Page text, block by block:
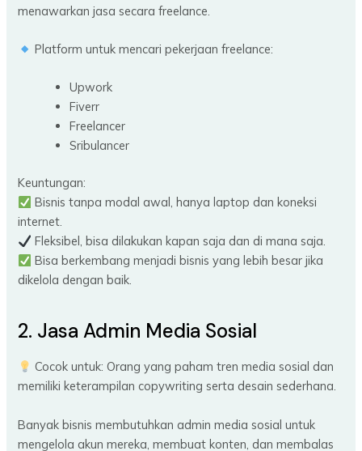
menawarkan jasa secara freelance.
Platform untuk mencari pekerjaan freelance:
Upwork
Fiverr
Freelancer
Sribulancer
Keuntungan:
Bisnis tanpa modal awal, hanya laptop dan koneksi
internet.
Fleksibel, bisa dilakukan kapan saja dan di mana saja.
Bisa berkembang menjadi bisnis yang lebih besar jika
dikelola dengan baik.
2. Jasa Admin Media Sosial
Cocok untuk: Orang yang paham tren media sosial dan
memiliki keterampilan copywriting serta desain sederhana.
Banyak bisnis membutuhkan admin media sosial untuk
mengelola akun mereka, membuat konten, dan membalas